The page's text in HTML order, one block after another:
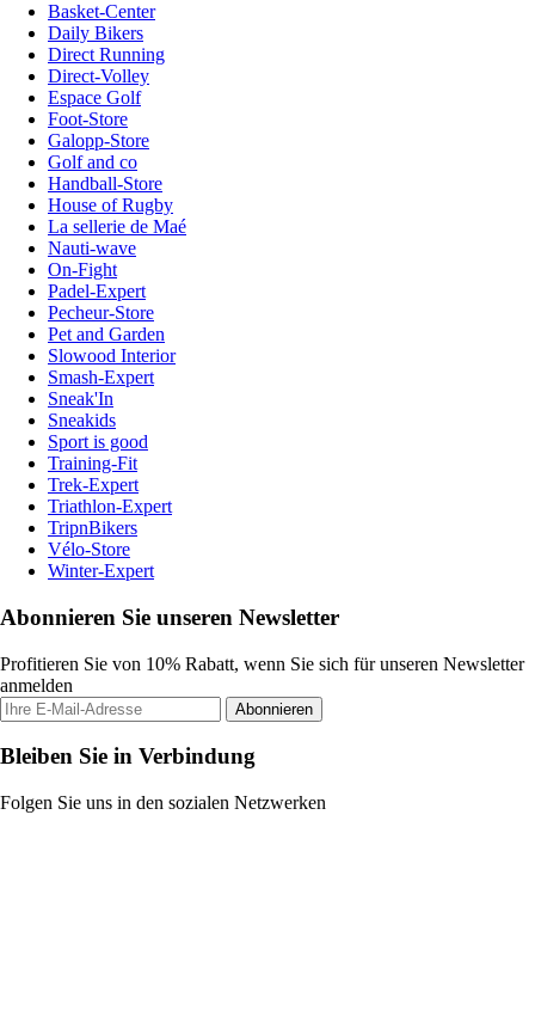
Basket-Center
Daily Bikers
Direct Running
Direct-Volley
Espace Golf
Foot-Store
Galopp-Store
Golf and co
Handball-Store
House of Rugby
La sellerie de Maé
Nauti-wave
On-Fight
Padel-Expert
Pecheur-Store
Pet and Garden
Slowood Interior
Smash-Expert
Sneak'In
Sneakids
Sport is good
Training-Fit
Trek-Expert
Triathlon-Expert
TripnBikers
Vélo-Store
Winter-Expert
Abonnieren Sie unseren Newsletter
Profitieren Sie von 10% Rabatt, wenn Sie sich für unseren Newsletter
anmelden
Abonnieren
Bleiben Sie in Verbindung
Folgen Sie uns in den sozialen Netzwerken